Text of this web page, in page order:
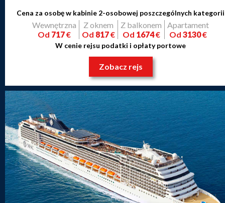
Cena za osobę w kabinie 2-osobowej poszczególnych kategorii
Wewnętrzna
Od 717€
Z oknem
Od 817€
Z balkonem
Od 1674€
Apartament
Od 3130€
W cenie rejsu podatki i opłaty portowe
Zobacz rejs